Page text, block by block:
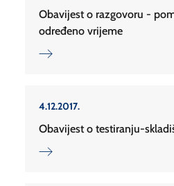
Obavijest o razgovoru -
određeno vrijeme
4.12.2017.
Obavijest o testiranju-